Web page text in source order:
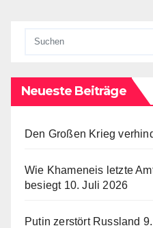
Neueste Beiträge
Den Großen Krieg
Wie Khameneis letzte
besiegt 10. Juli 2026
Putin zerstört Russland